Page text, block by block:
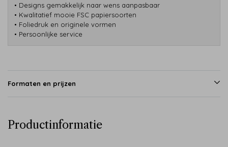
• Designs gemakkelijk naar wens aanpasbaar
• Kwalitatief mooie FSC papiersoorten
• Foliedruk en originele vormen
• Persoonlijke service
Formaten en prijzen
Productinformatie